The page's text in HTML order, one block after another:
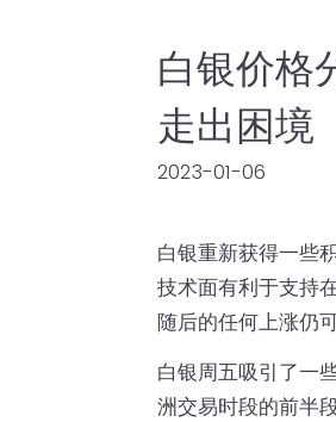
白银价格
走出困境
2023-01-06
白银重新获得一些
技术面有利于支持
随后的任何上涨仍
白银周五吸引了一
洲交易时段的前半